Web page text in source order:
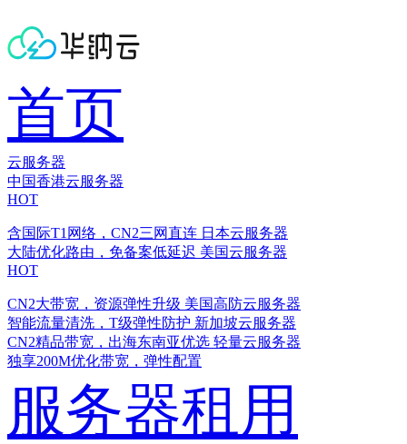
首页
云服务器
中国香港云服务器
HOT
含国际T1网络，CN2三网直连 日本云服务器
大陆优化路由，免备案低延迟 美国云服务器
HOT
CN2大带宽，资源弹性升级 美国高防云服务器
智能流量清洗，T级弹性防护 新加坡云服务器
CN2精品带宽，出海东南亚优选 轻量云服务器
独享200M优化带宽，弹性配置
服务器租用